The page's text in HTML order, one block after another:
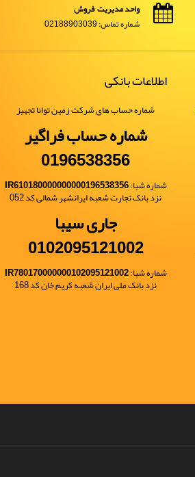
واحد مدیریت فروش
شماره تماس: 02188903039
اطلاعات بانکی
شماره حساب های شرکت زمین توانا تجهیز
شماره حساب فراگیر
0196538356
شماره شبا:IR610180000000000196538356
نزد بانک تجارت شعبه ایرانشهر شمالی کد 052
جاری سیبا
0102095121002
شماره شبا:IR780170000000102095121002
نزد بانک ملی ایران شعبه کریم خان کد 168